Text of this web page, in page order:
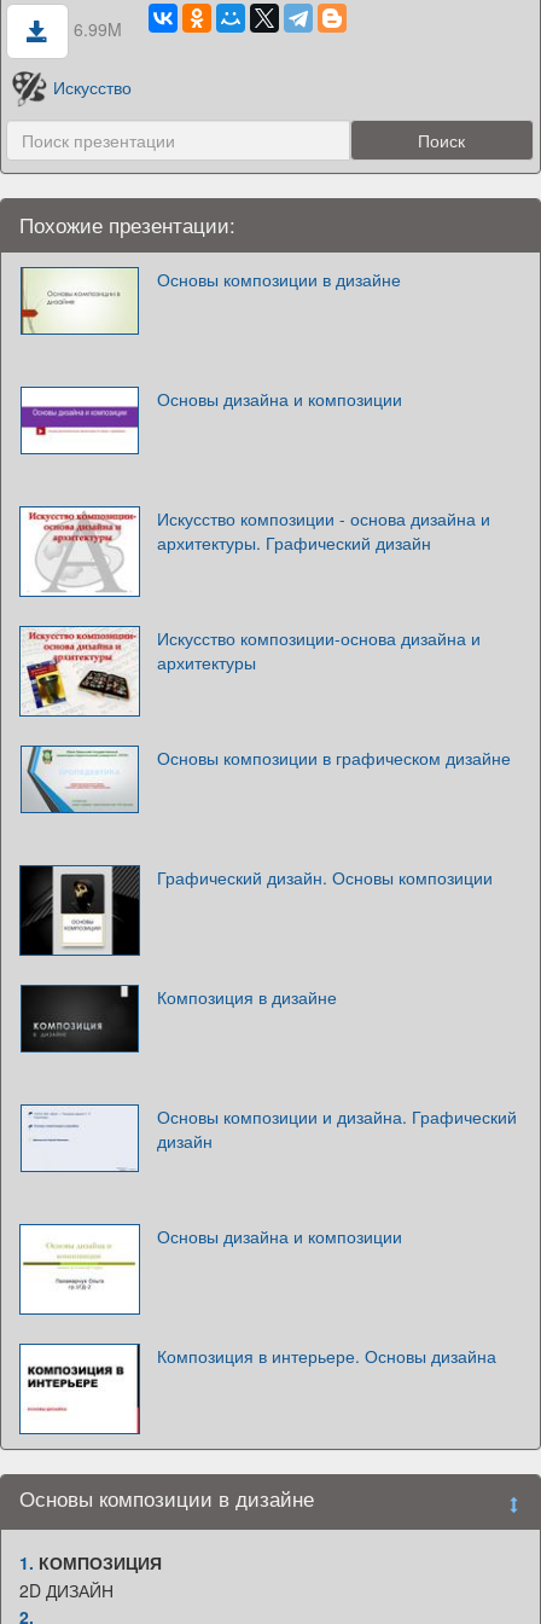
6.99M
Искусство
Похожие презентации:
Основы композиции в дизайне
Основы дизайна и композиции
Искусство композиции - основа дизайна и
архитектуры. Графический дизайн
Искусство композиции-основа дизайна и
архитектуры
Основы композиции в графическом дизайне
Графический дизайн. Основы композиции
Композиция в дизайне
Основы композиции и дизайна. Графический
дизайн
Основы дизайна и композиции
Композиция в интерьере. Основы дизайна
Основы композиции в дизайне
1. КОМПОЗИЦИЯ
2D ДИЗАЙН
2.